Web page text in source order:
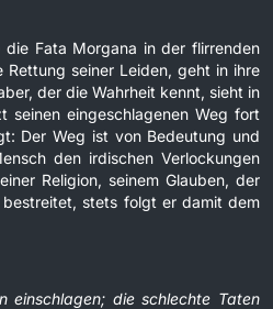
Fata Morgana in der flirrenden
Rettung seiner Leiden, geht in ihre
der die Wahrheit kennt, sieht in
eingeschlagenen Weg fort
Der Weg ist von Bedeutung und
den irdischen Verlockungen
Religion, seinem Glauben, der
bestreitet, stets folgt er damit dem
einschlagen; die schlechte Taten